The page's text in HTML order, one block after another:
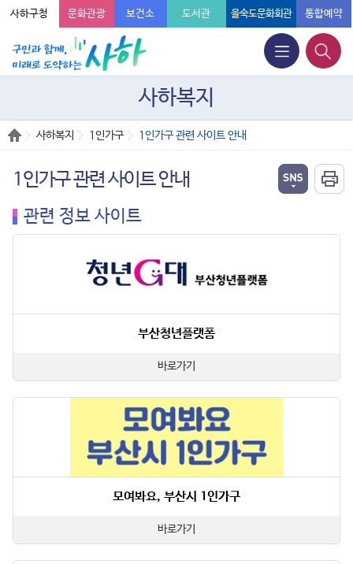
사하구청 문화관광 보건소 도서관 을숙도문화회관 통합예약
사하복지
사하복지 1인가구 1인가구 관련 사이트 안내
1인가구 관련 사이트 안내
관련 정보 사이트
부산청년플랫폼
바로가기
모여봐요, 부산시 1인가구
바로가기